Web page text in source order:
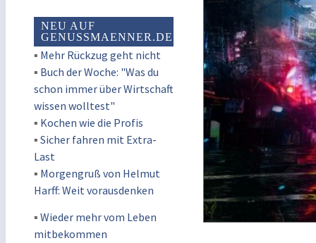
NEU AUF
GENUSSMAENNER.DE
▪ Mehr Rückzug geht nicht
▪ Buch der Woche: "Was du
schon immer über Wirtschaft
wissen wolltest"
▪ Kochen wie die Profis
▪ Sicher fahren mit Extra-
Last
▪ Morgengruß von Helmut
Harff: Weit vorausdenken
▪ Wieder mehr vom Leben
mitbekommen